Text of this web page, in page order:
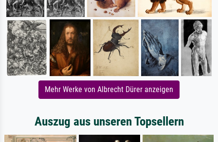
Mehr Werke von Albrecht Dürer anzeigen
Auszug aus unseren Topsellern